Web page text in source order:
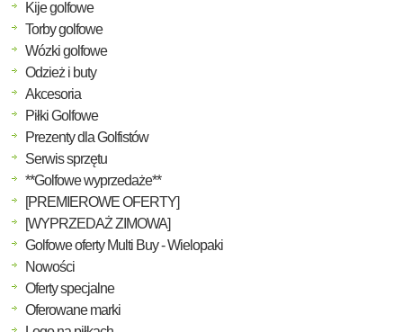
Kije golfowe
Torby golfowe
Wózki golfowe
Odzież i buty
Akcesoria
Piłki Golfowe
Prezenty dla Golfistów
Serwis sprzętu
**Golfowe wyprzedaże**
[PREMIEROWE OFERTY]
[WYPRZEDAŻ ZIMOWA]
Golfowe oferty Multi Buy - Wielopaki
Nowości
Oferty specjalne
Oferowane marki